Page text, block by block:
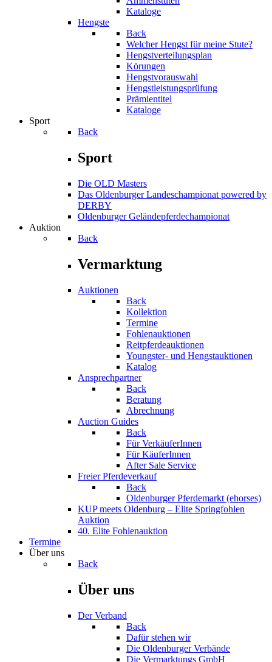
Kataloge
Hengste
Back
Welcher Hengst für meine Stute?
Hengstverteilungsplan
Körungen
Hengstvorauswahl
Hengstleistungsprüfung
Prämientitel
Kataloge
Sport
Back
Sport
Die OLD Masters
Das Oldenburger Landeschampionat powered by
DERBY
Oldenburger Geländepferde­championat
Auktion
Back
Vermarktung
Auktionen
Back
Kollektion
Termine
Fohlenauktionen
Reitpferdeauktionen
Youngster- und Hengstauktionen
Katalog
Ansprechpartner
Back
Beratung
Abrechnung
Auction Guides
Back
Für VerkäuferInnen
Für KäuferInnen
After Sale Service
Freier Pferdeverkauf
Back
Oldenburger Pferdemarkt (ehorses)
KUP meets Oldenburg – Elite Springfohlen
Auktion
40. Elite Fohlenauktion
Termine
Über uns
Back
Über uns
Der Verband
Back
Dafür stehen wir
Die Oldenburger Verbände
Die Vermarktungs GmbH